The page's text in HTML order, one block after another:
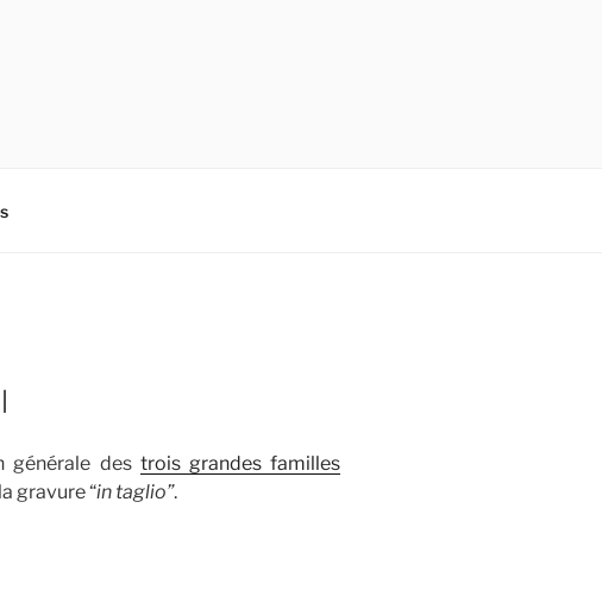
générale des trois grandes familles
gravure “in taglio”.